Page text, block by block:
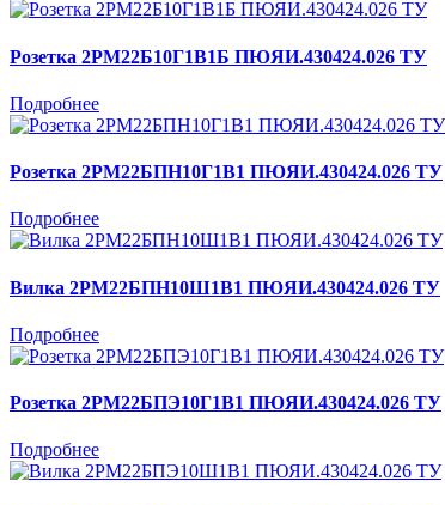
Розетка 2РМ22Б10Г1В1Б ПЮЯИ.430424.026 ТУ
Подробнее
Розетка 2РМ22БПН10Г1В1 ПЮЯИ.430424.026 ТУ
Подробнее
Вилка 2РМ22БПН10Ш1В1 ПЮЯИ.430424.026 ТУ
Подробнее
Розетка 2РМ22БПЭ10Г1В1 ПЮЯИ.430424.026 ТУ
Подробнее